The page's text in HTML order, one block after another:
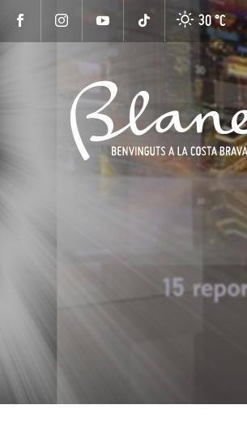
30 °C